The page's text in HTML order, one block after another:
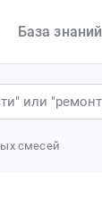
База знаний
смесей